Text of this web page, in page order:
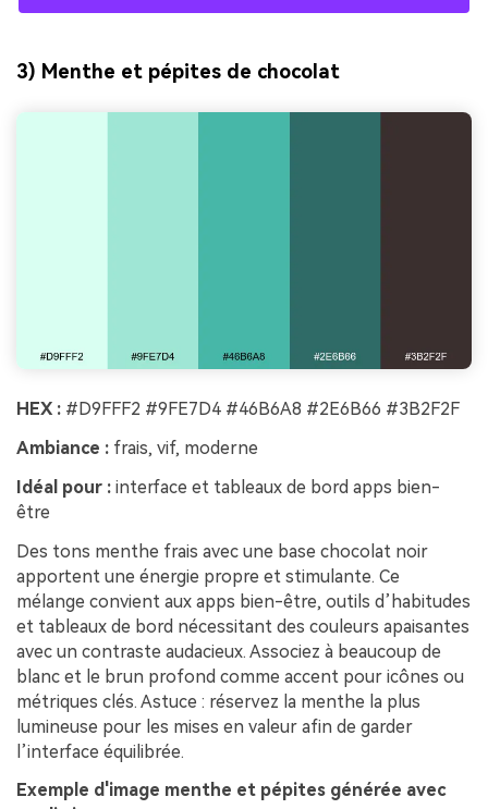
3) Menthe et pépites de chocolat
HEX : #D9FFF2 #9FE7D4 #46B6A8 #2E6B66 #3B2F2F
Ambiance : frais, vif, moderne
Idéal pour : interface et tableaux de bord apps bien-
être
Des tons menthe frais avec une base chocolat noir
apportent une énergie propre et stimulante. Ce
mélange convient aux apps bien-être, outils d’habitudes
et tableaux de bord nécessitant des couleurs apaisantes
avec un contraste audacieux. Associez à beaucoup de
blanc et le brun profond comme accent pour icônes ou
métriques clés. Astuce : réservez la menthe la plus
lumineuse pour les mises en valeur afin de garder
l’interface équilibrée.
Exemple d'image menthe et pépites générée avec